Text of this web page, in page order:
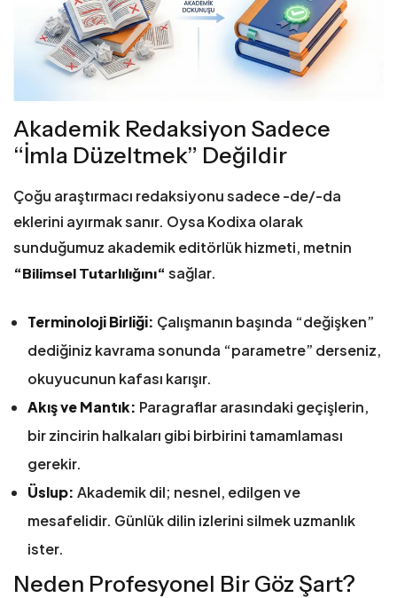
Akademik Redaksiyon Sadece
“İmla Düzeltmek” Değildir
Çoğu araştırmacı redaksiyonu sadece -de/-da
eklerini ayırmak sanır. Oysa Kodixa olarak
sunduğumuz akademik editörlük hizmeti, metnin
“Bilimsel Tutarlılığını“ sağlar.
Terminoloji Birliği: Çalışmanın başında “değişken”
dediğiniz kavrama sonunda “parametre” derseniz,
okuyucunun kafası karışır.
Akış ve Mantık: Paragraflar arasındaki geçişlerin,
bir zincirin halkaları gibi birbirini tamamlaması
gerekir.
Üslup: Akademik dil; nesnel, edilgen ve
mesafelidir. Günlük dilin izlerini silmek uzmanlık
ister.
Neden Profesyonel Bir Göz Şart?